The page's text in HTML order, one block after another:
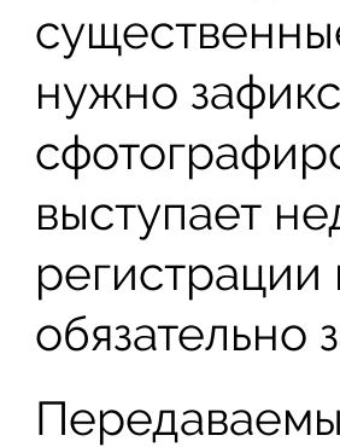
нужно
выступает
обязательно